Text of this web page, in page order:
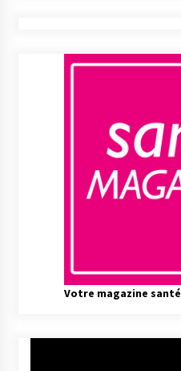
Votre magazine santé